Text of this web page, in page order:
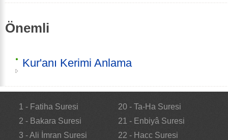
Önemli
Kur'anı Kerimi Anlama
1 - Fatiha Suresi
2 - Bakara Suresi
3 - Ali İmran Suresi
20 - Ta-Ha Suresi
21 - Enbiyâ Suresi
22 - Hacc Suresi